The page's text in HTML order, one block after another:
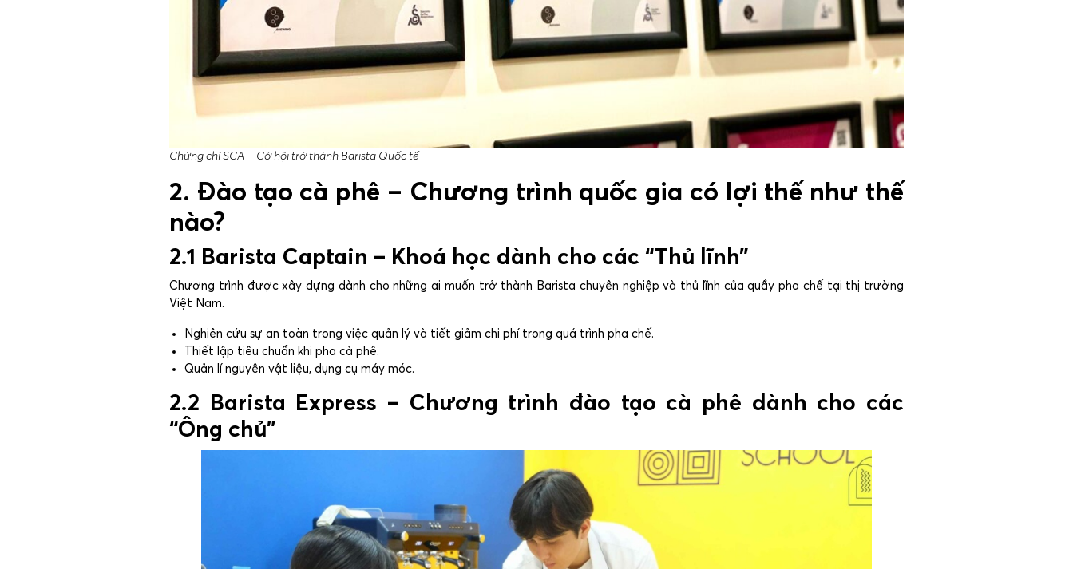
Chứng chỉ SCA – Cở hội trở thành Barista Quốc tế
2. Đào tạo cà phê – Chương trình quốc gia có lợi thế như thế
nào?
2.1 Barista Captain – Khoá học dành cho các “Thủ lĩnh”
Chương trình được xây dựng dành cho những ai muốn trở thành Barista chuyên nghiệp và thủ lĩnh của quầy pha chế tại thị trường
Việt Nam.
Nghiên cứu sự an toàn trong việc quản lý và tiết giảm chi phí trong quá trình pha chế.
Thiết lập tiêu chuẩn khi pha cà phê.
Quản lí nguyên vật liệu, dụng cụ máy móc.
2.2 Barista Express – Chương trình đào tạo cà phê dành cho các
“Ông chủ”